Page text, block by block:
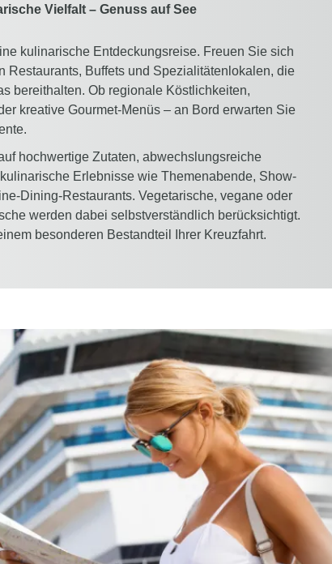
Vielfalt – Genuss auf See
kulinarische Entdeckungsreise. Freuen Sie sich
Restaurants, Buffets und Spezialitätenlokalen, die
bereithalten. Ob regionale Köstlichkeiten,
kreative Gourmet-Menüs – an Bord erwarten Sie
hochwertige Zutaten, abwechslungsreiche
Erlebnisse wie Themenabende, Show-
Dining-Restaurants. Vegetarische, vegane oder
werden dabei selbstverständlich berücksichtigt.
besonderen Bestandteil Ihrer Kreuzfahrt.